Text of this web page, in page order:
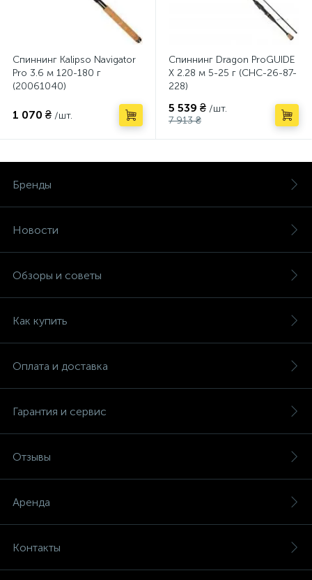
Спиннинг Kalipso Navigator
Pro 3.6 м 120-180 г
(20061040)
1 070 ₴ /шт.
Спиннинг Dragon ProGUIDE
X 2.28 м 5-25 г (CHC-26-87-
228)
5 539 ₴ /шт.
7 913 ₴
Бренды
Новости
Обзоры и советы
Как купить
Оплата и доставка
Гарантия и сервис
Отзывы
Аренда
Контакты